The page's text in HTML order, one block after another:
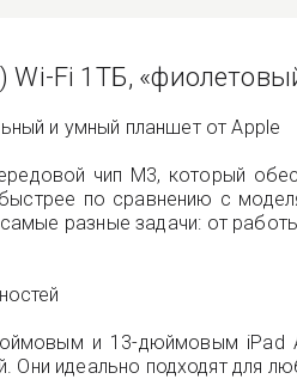
Wi-Fi 1ТБ,
и умный планшет от Apple
чип M3, который
по сравнению с
разные задачи: от
и 13-дюймовым iPad
Они идеально подходят для